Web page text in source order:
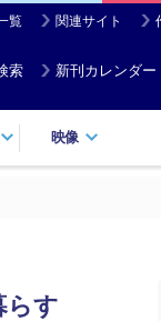
覧 関連サイト
索 新刊カレンダー
映像
らす